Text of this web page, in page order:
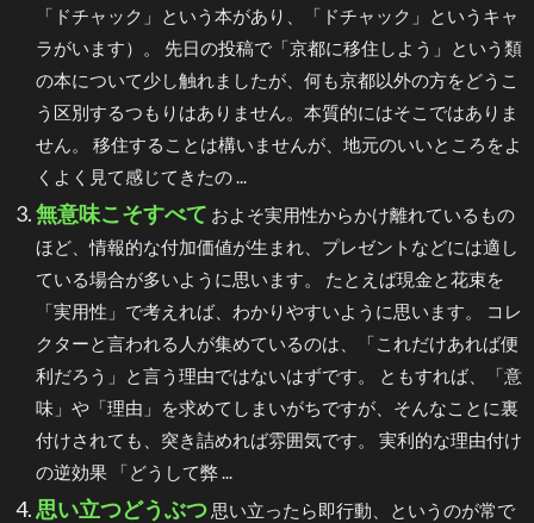
「ドチャック」という本があり、「ドチャック」というキャ
ラがいます）。 先日の投稿で「京都に移住しよう」という類
の本について少し触れましたが、何も京都以外の方をどうこ
う区別するつもりはありません。本質的にはそこではありま
せん。 移住することは構いませんが、地元のいいところをよ
くよく見て感じてきたの ...
無意味こそすべて およそ実用性からかけ離れているもの
ほど、情報的な付加価値が生まれ、プレゼントなどには適し
ている場合が多いように思います。 たとえば現金と花束を
「実用性」で考えれば、わかりやすいように思います。 コレ
クターと言われる人が集めているのは、「これだけあれば便
利だろう」と言う理由ではないはずです。 ともすれば、「意
味」や「理由」を求めてしまいがちですが、そんなことに裏
付けされても、突き詰めれば雰囲気です。 実利的な理由付け
の逆効果 「どうして弊 ...
思い立つどうぶつ 思い立ったら即行動、というのが常で